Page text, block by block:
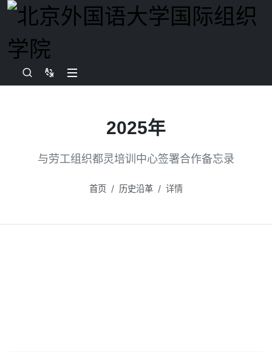
2025年
与劳工组织都灵培训中心签署合作备忘录
首页 历史沿革 详情